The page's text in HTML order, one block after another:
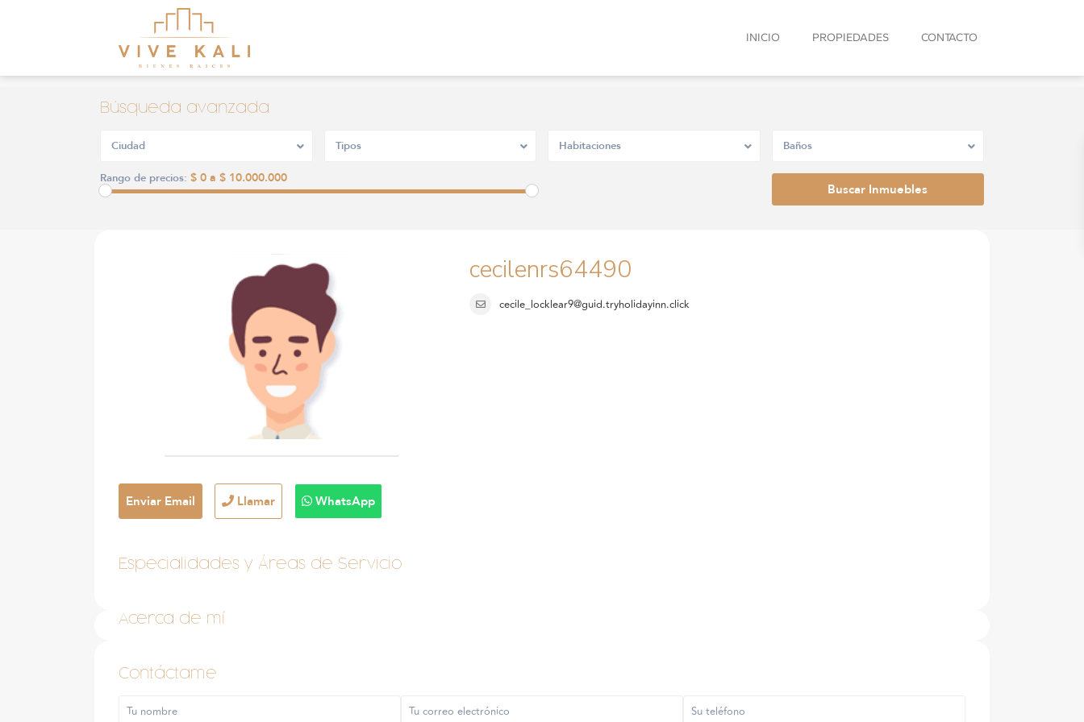
INICIO PROPIEDADES CONTACTO
Búsqueda avanzada
Ciudad Tipos Habitaciones Baños
Rango de precios: $ 0 a $ 10.000.000
cecilenrs64490
cecile_locklear9@guid.tryholidayinn.click
Enviar Email Llamar WhatsApp
Especialidades y Áreas de Servicio
Acerca de mí
Contáctame